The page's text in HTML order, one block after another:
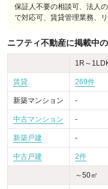
保証人不要の相談可、法人
で対応可、賃貸管理業務、
ニフティ不動産に掲載中
1R～
賃貸 269件
新築マンション -
中古マンション -
新築戸建 -
中古戸建 2件
～50㎡